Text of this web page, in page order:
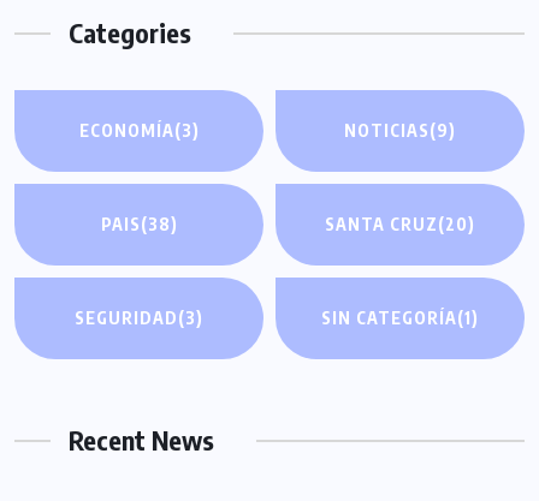
Categories
ECONOMÍA(3) NOTICIAS(9)
PAIS(38) SANTA CRUZ(20)
SEGURIDAD(3) SIN CATEGORÍA(1)
Recent News